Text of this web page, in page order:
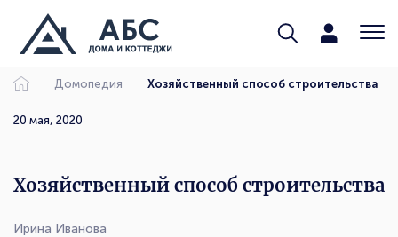
Домопедия Хозяйственный способ строительства
Ирина Иванова
20 мая, 2020
Хозяйственный способ строительства